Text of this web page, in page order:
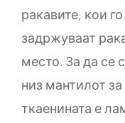
ракавите, кои
задржуваат
место. За да се
низ мантилот
ткаенината е